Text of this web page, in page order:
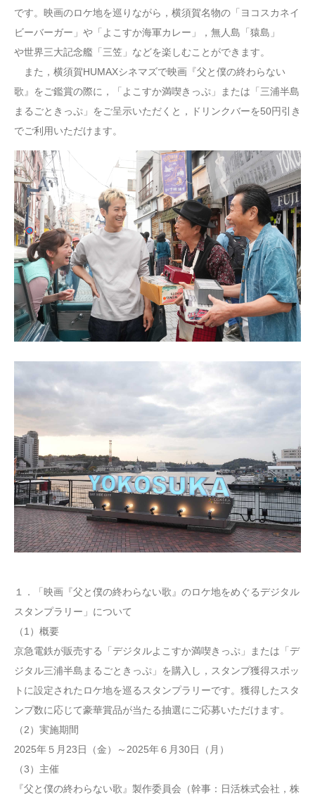
です。映画のロケ地を巡りながら，横須賀名物の「ヨコスカネイ
ビーバーガー」や「よこすか海軍カレー」，無人島「猿島」
や世界三大記念艦「三笠」などを楽しむことができます。
また，横須賀HUMAXシネマズで映画『父と僕の終わらない
歌』をご鑑賞の際に，「よこすか満喫きっぷ」または「三浦半島
まるごときっぷ」をご呈示いただくと，ドリンクバーを50円引き
でご利用いただけます。
１．「映画『父と僕の終わらない歌』のロケ地をめぐるデジタル
スタンプラリー」について
（1）概要
京急電鉄が販売する「デジタルよこすか満喫きっぷ」または「デ
ジタル三浦半島まるごときっぷ」を購入し，スタンプ獲得スポッ
トに設定されたロケ地を巡るスタンプラリーです。獲得したスタ
ンプ数に応じて豪華賞品が当たる抽選にご応募いただけます。
（2）実施期間
2025年５月23日（金）～2025年６月30日（月）
（3）主催
『父と僕の終わらない歌』製作委員会（幹事：日活株式会社，株